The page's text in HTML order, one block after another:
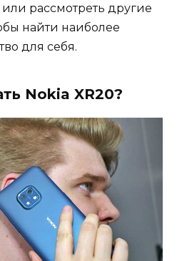
рассмотреть другие
найти наиболее
для себя.
Nokia XR20?